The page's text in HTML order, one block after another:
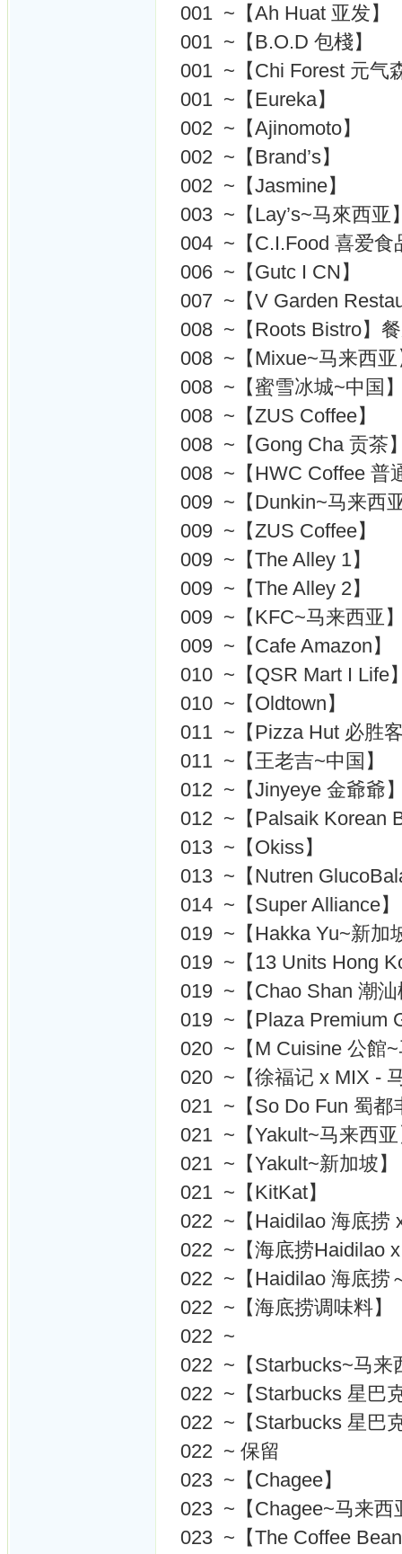
001 ~【Ah Huat 亚发】
001 ~【B.O.D 包棧】
001 ~【Chi Forest 元气
001 ~【Eureka】
002 ~【Ajinomoto】
002 ~【Brand’s】
002 ~【Jasmine】
003 ~【Lay’s~马來西亚
004 ~【C.I.Food 喜爱食
006 ~【Gutc I CN】
007 ~【V Garden
008 ~【Roots Bistro】
008 ~【Mixue~马来西亚
008 ~【蜜雪冰城~中国
008 ~【ZUS Coffee】
008 ~【Gong Cha 贡茶
008 ~【HWC Coffee 普
009 ~【Dunkin~马来西
009 ~【ZUS Coffee】
009 ~【The Alley 1】
009 ~【The Alley 2】
009 ~【KFC~马来西亚
009 ~【Cafe Amazon】
010 ~【QSR Mart I Life
010 ~【Oldtown】
011 ~【Pizza Hut 必胜
011 ~【王老吉~中国】
012 ~【Jinyeye 金爺爺
012 ~【Palsaik Korean
013 ~【Okiss】
013 ~【Nutren
014 ~【Super Alliance】
019 ~【Hakka Yu~新加
019 ~【13 Units Hong
019 ~【Chao Shan 潮
019 ~【Plaza Premium
020 ~【M Cuisine 公館
020 ~【徐福记 x MIX -
021 ~【So Do Fun 蜀都
021 ~【Yakult~马来西
021 ~【Yakult~新加坡】
021 ~【KitKat】
022 ~【Haidilao 海底捞
022 ~【海底捞Haidilao
022 ~【Haidilao 海底捞
022 ~【海底捞调味料】
022 ~
022 ~【Starbucks~马来
022 ~【Starbucks 星巴
022 ~【Starbucks 星巴
022 ~ 保留
023 ~【Chagee】
023 ~【Chagee~马来西
023 ~【The Coffee